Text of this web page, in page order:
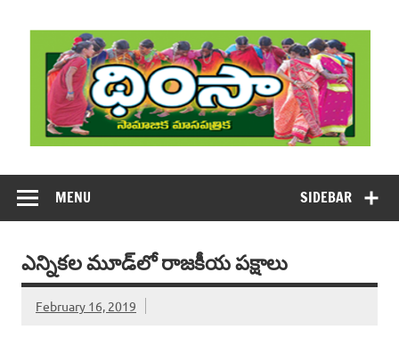
content
DHIMSA
SIDEBAR
MENU
ఎన్నికల మూడ్‌లో రాజకీయ పక్షాలు
February 16, 2019